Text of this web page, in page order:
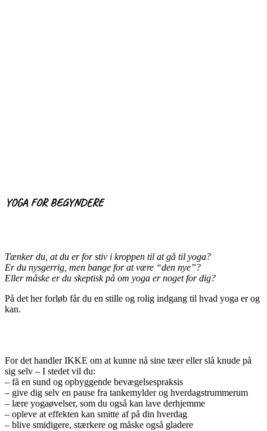
YOGA FOR BEGYNDERE
Tænker du, at du er for stiv i kroppen til at gå til yoga?
Er du nysgerrig, men bange for at være “den nye”?
Eller måske er du skeptisk på om yoga er noget for dig?
På det her forløb får du en stille og rolig indgang til hvad yoga er og
kan.
For det handler IKKE om at kunne nå sine tæer eller slå knude på
sig selv – I stedet vil du:
– få en sund og opbyggende bevægelsespraksis
– give dig selv en pause fra tankemylder og hverdagstrummerum
– lære yogaøvelser, som du også kan lave derhjemme
– opleve at effekten kan smitte af på din hverdag
– blive smidigere, stærkere og måske også gladere